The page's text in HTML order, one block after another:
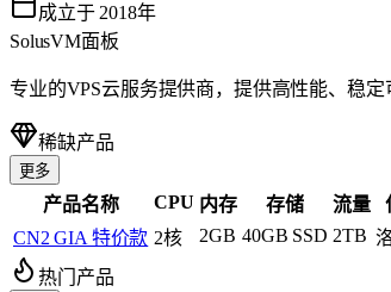
成立于 2018年
SolusVM面板
专业的VPS云服务提供商，提供高性能、稳
稀缺产品
更多
产品名称 CPU 内存 存储 流量
CN2 GIA 特价款 2核 2GB 40GB SSD 2TB
热门产品